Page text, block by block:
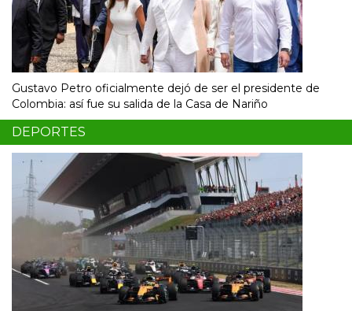
Gustavo Petro oficialmente dejó de ser el presidente de
Colombia: así fue su salida de la Casa de Nariño
DEPORTES